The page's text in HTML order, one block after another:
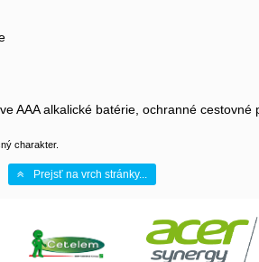
AAA alkalické batérie, ochranné cestovné
charakter.
Prejsť na vrch stránky...